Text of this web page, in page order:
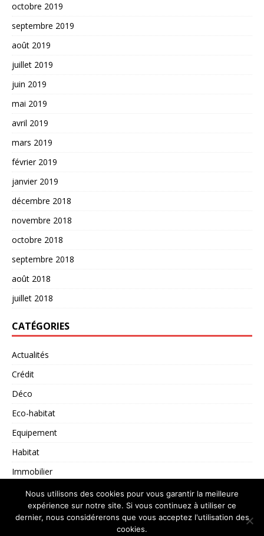
octobre 2019
septembre 2019
août 2019
juillet 2019
juin 2019
mai 2019
avril 2019
mars 2019
février 2019
janvier 2019
décembre 2018
novembre 2018
octobre 2018
septembre 2018
août 2018
juillet 2018
CATÉGORIES
Actualités
Crédit
Déco
Eco-habitat
Equipement
Habitat
Immobilier
Non classé
Nous utilisons des cookies pour vous garantir la meilleure
expérience sur notre site. Si vous continuez à utiliser ce
dernier, nous considérerons que vous acceptez l'utilisation des
cookies.